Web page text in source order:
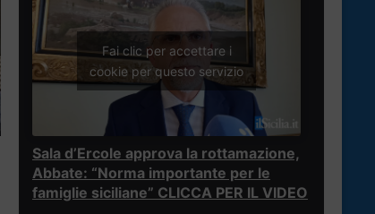
Fai clic per accettare i
cookie per questo servizio
Sala d’Ercole approva la rottamazione,
Abbate: “Norma importante per le
famiglie siciliane” CLICCA PER IL VIDEO